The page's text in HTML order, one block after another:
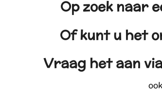
Op zoek naar
Of kunt u het
Vraag het aan